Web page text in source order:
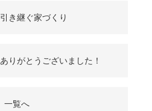
き継ぐ家づくり
りがとうございました！
一覧へ